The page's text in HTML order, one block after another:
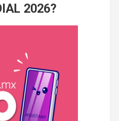
2026?